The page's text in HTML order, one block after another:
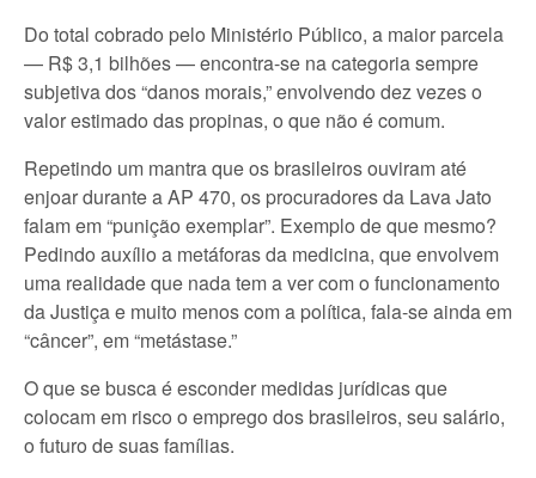
Do total cobrado pelo Ministério Público, a maior parcela
— R$ 3,1 bilhões — encontra-se na categoria sempre
subjetiva dos “danos morais,” envolvendo dez vezes o
valor estimado das propinas, o que não é comum.
Repetindo um mantra que os brasileiros ouviram até
enjoar durante a AP 470, os procuradores da Lava Jato
falam em “punição exemplar”. Exemplo de que mesmo?
Pedindo auxílio a metáforas da medicina, que envolvem
uma realidade que nada tem a ver com o funcionamento
da Justiça e muito menos com a política, fala-se ainda em
“câncer”, em “metástase.”
O que se busca é esconder medidas jurídicas que
colocam em risco o emprego dos brasileiros, seu salário,
o futuro de suas famílias.